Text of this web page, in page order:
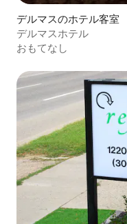
デルマスのホテル客室
デルマスホテル
おもてなし